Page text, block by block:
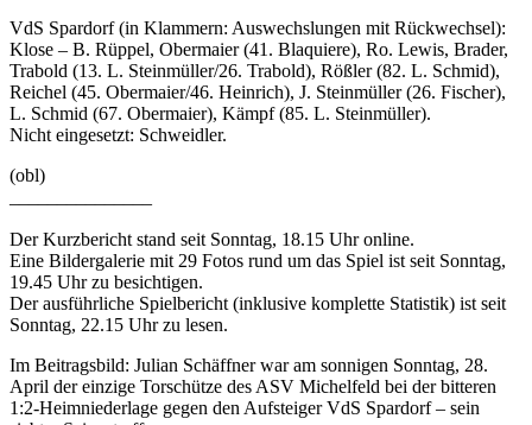
VdS Spardorf (in Klammern: Auswechslungen mit Rückwechsel):
Klose – B. Rüppel, Obermaier (41. Blaquiere), Ro. Lewis, Brader,
Trabold (13. L. Steinmüller/26. Trabold), Rößler (82. L. Schmid),
Reichel (45. Obermaier/46. Heinrich), J. Steinmüller (26. Fischer),
L. Schmid (67. Obermaier), Kämpf (85. L. Steinmüller).
Nicht eingesetzt: Schweidler.
(obl)
Der Kurzbericht stand seit Sonntag, 18.15 Uhr online.
Eine Bildergalerie mit 29 Fotos rund um das Spiel ist seit Sonntag,
19.45 Uhr zu besichtigen.
Der ausführliche Spielbericht (inklusive komplette Statistik) ist seit
Sonntag, 22.15 Uhr zu lesen.
Im Beitragsbild: Julian Schäffner war am sonnigen Sonntag, 28.
April der einzige Torschütze des ASV Michelfeld bei der bitteren
1:2-Heimniederlage gegen den Aufsteiger VdS Spardorf – sein